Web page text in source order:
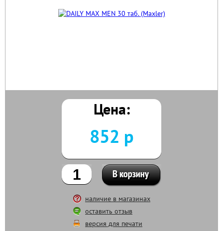
Цена:
852 р
наличие в магазинах
оставить отзыв
версия для печати